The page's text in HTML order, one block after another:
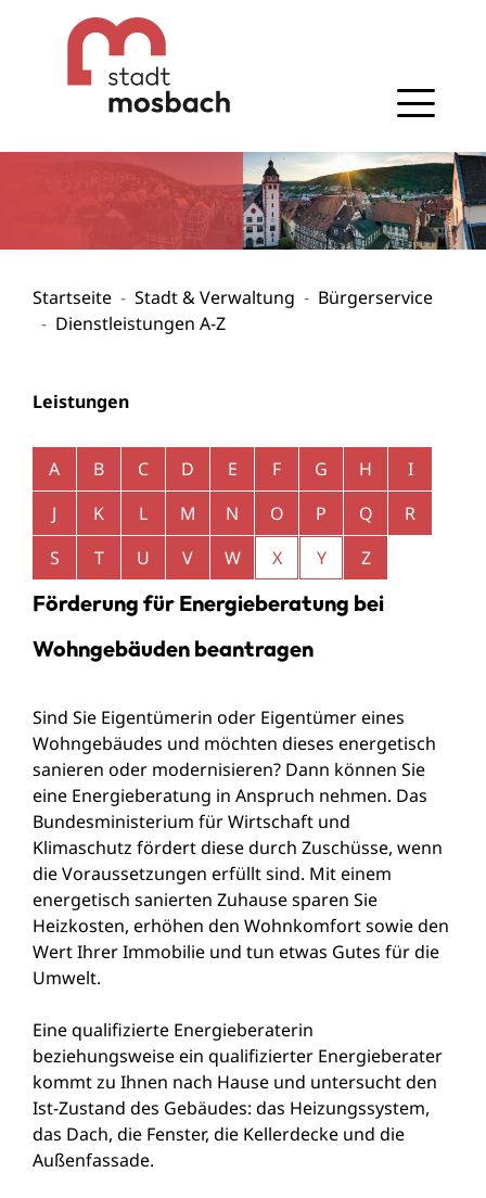
Gehe zum Navigationsbereich
Gehe zum Inhalt
Startseite Stadt & Verwaltung
Bürgerservice
Dienstleistungen A-Z
Leistungen
Alphabetisches Register überspringen
A B C D E F G H
I
J
K L M N O P Q
R
S
T U V W X Y Z
Förderung für Energieberatung bei
Wohngebäuden beantragen
Sind Sie Eigentümerin oder Eigentümer eines
Wohngebäudes und möchten dieses energetisch
sanieren oder modernisieren? Dann können Sie
eine Energieberatung in Anspruch nehmen. Das
Bundesministerium für Wirtschaft und
Klimaschutz fördert diese durch Zuschüsse, wenn
die Voraussetzungen erfüllt sind. Mit einem
energetisch sanierten Zuhause sparen Sie
Heizkosten, erhöhen den Wohnkomfort sowie den
Wert Ihrer Immobilie und tun etwas Gutes für die
Umwelt.
Eine qualifizierte Energieberaterin
beziehungsweise ein qualifizierter Energieberater
kommt zu Ihnen nach Hause und untersucht den
Ist-Zustand des Gebäudes: das Heizungssystem,
das Dach, die Fenster, die Kellerdecke und die
Außenfassade.